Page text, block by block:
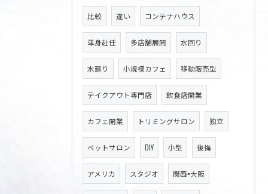
比較 違い コンテナハウス
単身赴任 多店舗展開 水回り
水廻り 小規模カフェ 移動販売型
テイクアウト専門店 飲食店開業
カフェ開業 トリミングサロン 独立
ペットサロン DIY 小型 後悔
アメリカ スタジオ 関西=大阪